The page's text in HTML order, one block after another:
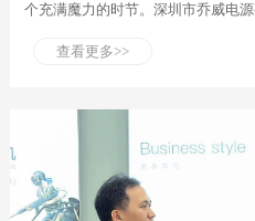
个充满魔力的时节。深圳市乔威电
查看更多>>